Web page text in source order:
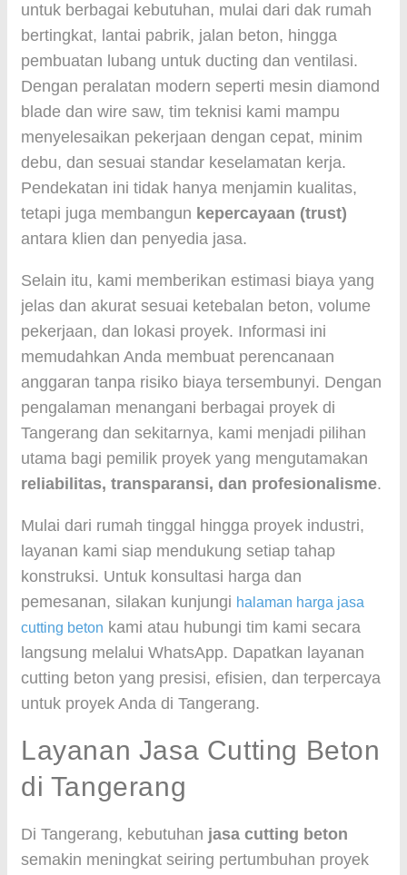
untuk berbagai kebutuhan, mulai dari dak rumah
bertingkat, lantai pabrik, jalan beton, hingga
pembuatan lubang untuk ducting dan ventilasi.
Dengan peralatan modern seperti mesin diamond
blade dan wire saw, tim teknisi kami mampu
menyelesaikan pekerjaan dengan cepat, minim
debu, dan sesuai standar keselamatan kerja.
Pendekatan ini tidak hanya menjamin kualitas,
tetapi juga membangun kepercayaan (trust)
antara klien dan penyedia jasa.
Selain itu, kami memberikan estimasi biaya yang
jelas dan akurat sesuai ketebalan beton, volume
pekerjaan, dan lokasi proyek. Informasi ini
memudahkan Anda membuat perencanaan
anggaran tanpa risiko biaya tersembunyi. Dengan
pengalaman menangani berbagai proyek di
Tangerang dan sekitarnya, kami menjadi pilihan
utama bagi pemilik proyek yang mengutamakan
reliabilitas, transparansi, dan profesionalisme.
Mulai dari rumah tinggal hingga proyek industri,
layanan kami siap mendukung setiap tahap
konstruksi. Untuk konsultasi harga dan
pemesanan, silakan kunjungi halaman harga jasa
cutting beton kami atau hubungi tim kami secara
langsung melalui WhatsApp. Dapatkan layanan
cutting beton yang presisi, efisien, dan terpercaya
untuk proyek Anda di Tangerang.
Layanan Jasa Cutting Beton
di Tangerang
Di Tangerang, kebutuhan jasa cutting beton
semakin meningkat seiring pertumbuhan proyek